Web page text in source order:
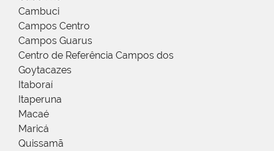
Cambuci
Campos Centro
Campos Guarus
Centro de Referência Campos dos
Goytacazes
Itaboraí
Itaperuna
Macaé
Maricá
Quissamã